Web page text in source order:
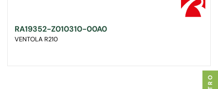
RA19352-Z010310-00A0
VENTOLA R210